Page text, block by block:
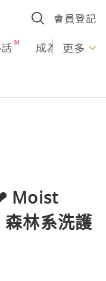
會員登記
成為U更多
Moist
林系洗護